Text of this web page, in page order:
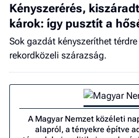
Kényszerérés,
károk: így pusztít a
Sok gazdát kényszeríthet
rekordközeli szárazság.
A Magyar Nemzet közéleti
alapról, a tényekre építve